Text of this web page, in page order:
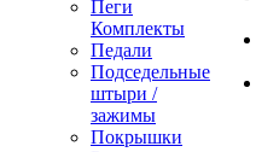
Пеги
Комплекты
Педали
Подседельные
штыри /
зажимы
Покрышки